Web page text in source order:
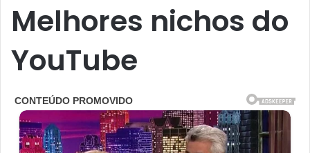
Melhores nichos do
YouTube